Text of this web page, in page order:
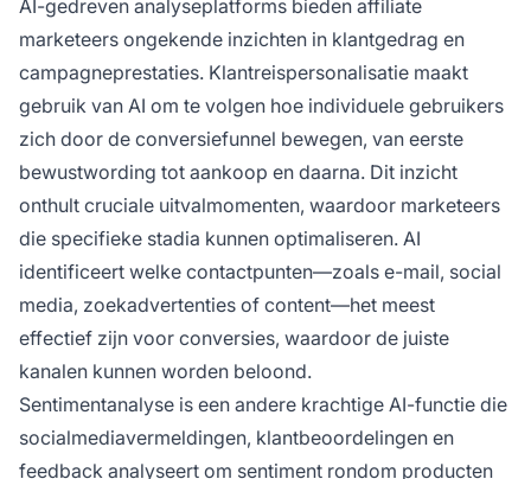
AI-gedreven analyseplatforms bieden affiliate
marketeers ongekende inzichten in klantgedrag en
campagneprestaties. Klantreispersonalisatie maakt
gebruik van AI om te volgen hoe individuele gebruikers
zich door de conversiefunnel bewegen, van eerste
bewustwording tot aankoop en daarna. Dit inzicht
onthult cruciale uitvalmomenten, waardoor marketeers
die specifieke stadia kunnen optimaliseren. AI
identificeert welke contactpunten—zoals e-mail, social
media, zoekadvertenties of content—het meest
effectief zijn voor conversies, waardoor de juiste
kanalen kunnen worden beloond.
Sentimentanalyse is een andere krachtige AI-functie die
socialmediavermeldingen, klantbeoordelingen en
feedback analyseert om sentiment rondom producten